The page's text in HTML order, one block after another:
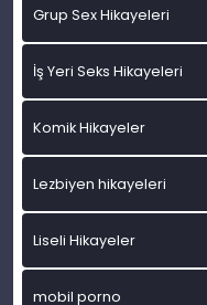
Grup Sex Hikayeleri
İş Yeri Seks Hikayeleri
Komik Hikayeler
Lezbiyen hikayeleri
Liseli Hikayeler
mobil porno